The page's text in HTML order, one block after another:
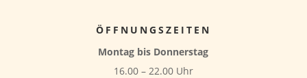
ÖFFNUNGSZEITEN
Montag bis Donnerstag
16.00 – 22.00 Uhr